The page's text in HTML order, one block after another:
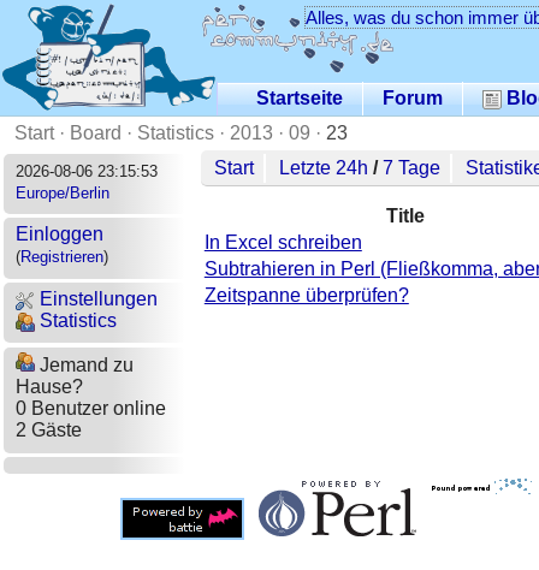
Alles, was du schon immer
Startseite Forum
Start· Board · Statistics · 2013 · 09 · 23
2026-08-06 23:15:53
Europe/Berlin
Einloggen
(Registrieren)
Einstellungen
Statistics
Jemand zu
Hause?
0 Benutzer online
2 Gäste
Start Letzte 24h /7 Tage
Title
In Excel schreiben
Subtrahieren in Perl (Fließkomma,
Zeitspanne überprüfen?